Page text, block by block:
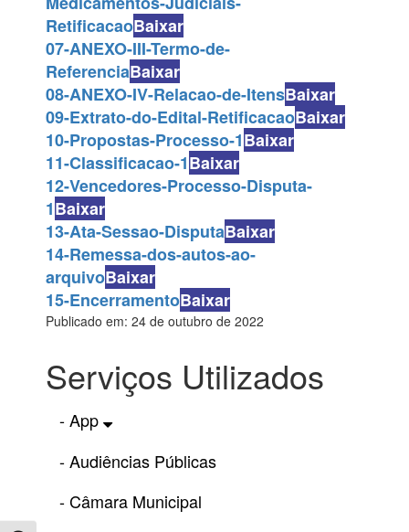
RetificacaoBaixar
07-ANEXO-III-Termo-de-
ReferenciaBaixar
08-ANEXO-IV-Relacao-de-ItensBaixar
09-Extrato-do-Edital-RetificacaoBaixar
10-Propostas-Processo-1Baixar
11-Classificacao-1Baixar
12-Vencedores-Processo-Disputa-
1Baixar
13-Ata-Sessao-DisputaBaixar
14-Remessa-dos-autos-ao-
arquivoBaixar
15-EncerramentoBaixar
Publicado em: 24 de outubro de 2022
Serviços Utilizados
- App
- Audiências Públicas
- Câmara Municipal